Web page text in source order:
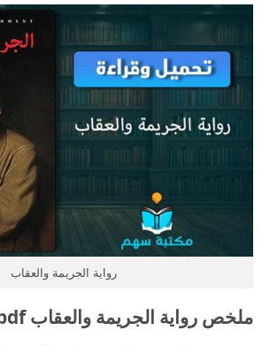
رواية الجريمة والعقاب
ملخص رواية الجريمة والعقاب pdf